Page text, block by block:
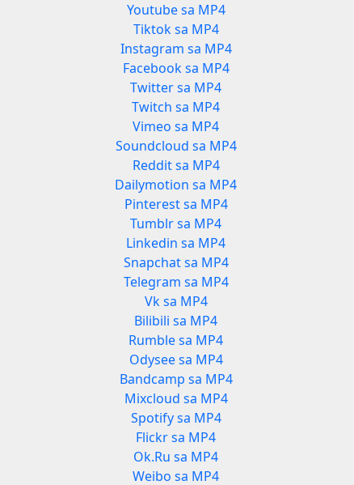
Youtube sa MP4
Tiktok sa MP4
Instagram sa MP4
Facebook sa MP4
Twitter sa MP4
Twitch sa MP4
Vimeo sa MP4
Soundcloud sa MP4
Reddit sa MP4
Dailymotion sa MP4
Pinterest sa MP4
Tumblr sa MP4
Linkedin sa MP4
Snapchat sa MP4
Telegram sa MP4
Vk sa MP4
Bilibili sa MP4
Rumble sa MP4
Odysee sa MP4
Bandcamp sa MP4
Mixcloud sa MP4
Spotify sa MP4
Flickr sa MP4
Ok.Ru sa MP4
Weibo sa MP4